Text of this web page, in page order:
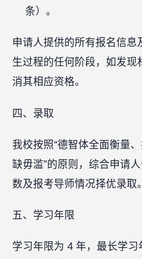
条）。
申请人提供的所有报名信息
生过程的任何阶段，如发现
消其相应资格。
四、录取
我校按照“德智体全面衡量
缺毋滥”的原则，综合申请
数及报考导师情况择优录取。
五、学习年限
学习年限为 4 年，最长学